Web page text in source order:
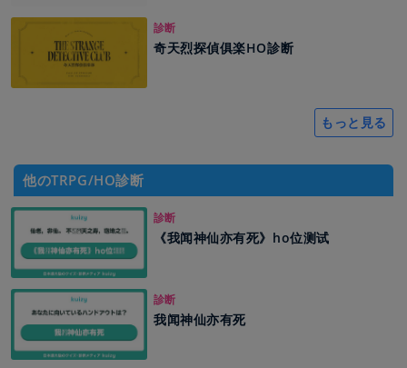
診断
奇天烈探偵俱楽HO診断
もっと見る
他のTRPG/HO診断
診断
《我闻神仙亦有死》ho位测试
診断
我闻神仙亦有死